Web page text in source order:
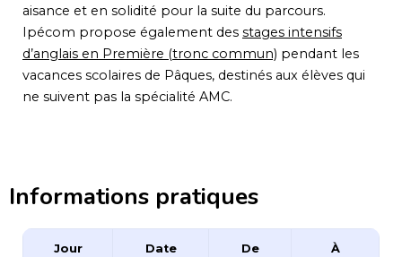
aisance et en solidité pour la suite du parcours.
Ipécom propose également des stages intensifs
d’anglais en Première (tronc commun) pendant les
vacances scolaires de Pâques, destinés aux élèves qui
ne suivent pas la spécialité AMC.
Informations pratiques
Jour Date De À